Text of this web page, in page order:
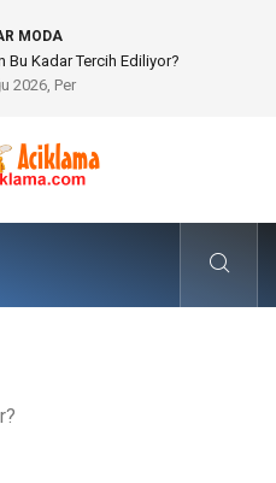
MODA
Kırılmalar ve Hukuki Dengeler
2026, Per